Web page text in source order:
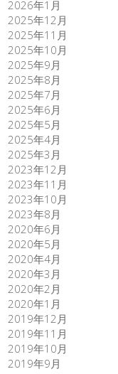
2026年1月
2025年12月
2025年11月
2025年10月
2025年9月
2025年8月
2025年7月
2025年6月
2025年5月
2025年4月
2025年3月
2023年12月
2023年11月
2023年10月
2023年8月
2020年6月
2020年5月
2020年4月
2020年3月
2020年2月
2020年1月
2019年12月
2019年11月
2019年10月
2019年9月